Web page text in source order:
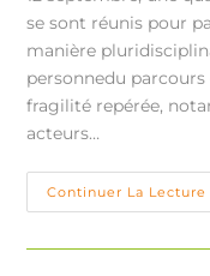
se sont réunis pour
manière
personnedu
fragilité repérée,
acteurs…
Continuer La Lecture